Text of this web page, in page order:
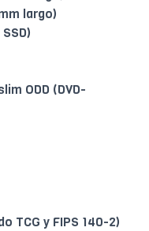
largo)
ODD (DVD-
TCG y FIPS 140-2)